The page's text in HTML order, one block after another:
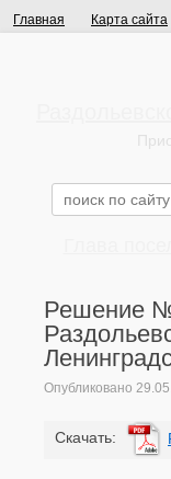
Главная Карта сайта
Решение
Опубликовано
Cкачать: